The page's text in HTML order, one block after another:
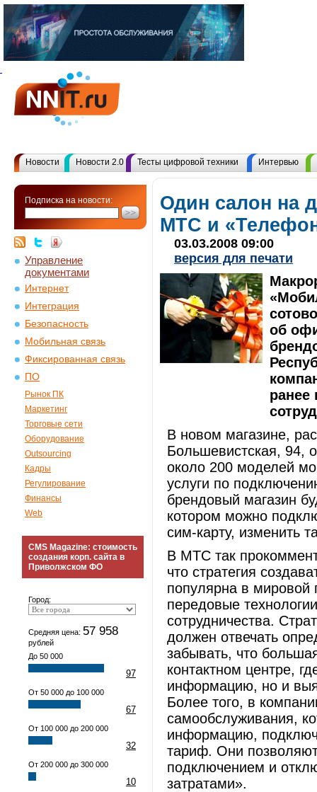
Новости Новости 2.0 Тесты цифровой техники Интервью
Подписка на новости:
Управление
документами
Интернет
Интеграция
Безопасность
Мобильная связь
Фиксированная связь
ПО
Рынок ПК
Маркетинг
Торговые сети
Оборудование
Outsourcing
Кадры
Регулирование
Финансы
Web
CMS Magazine: стоимость
создания корп. сайта в
Приволжском ФО
Город:
Средняя цена: 57 958
рублей
До 50 000
97
От 50 000 до 100 000
67
От 100 000 до 200 000
32
От 200 000 до 300 000
10
Один салон на
МТС и
03.03.2008 09:00
версия для печати
об
ранее
В новом магазине,
Большевистская, 94,
около 200 моделей
услуги по
брендовый магазин
котором можно
сим-карту, изменить
В МТС так
что стратегия
популярна в мировой
передовые
сотрудничества.
должен отвечать
забывать, что
контактном центре,
информацию, но и
Более того, в
самообслуживания,
информацию,
тариф. Они
подключением и
затратами».